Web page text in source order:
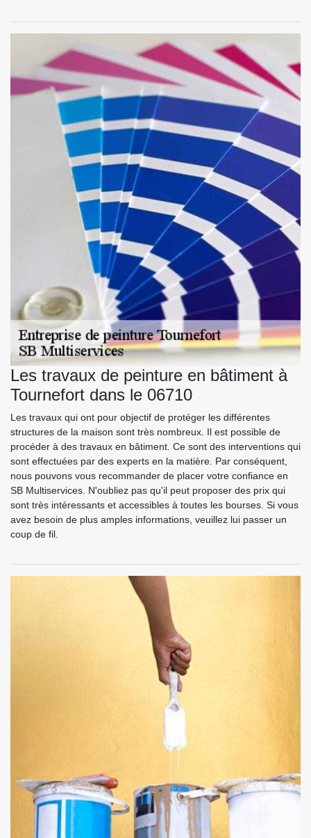
Les travaux de peinture en bâtiment à
Tournefort dans le 06710
Les travaux qui ont pour objectif de protéger les différentes
structures de la maison sont très nombreux. Il est possible de
procéder à des travaux en bâtiment. Ce sont des interventions qui
sont effectuées par des experts en la matière. Par conséquent,
nous pouvons vous recommander de placer votre confiance en
SB Multiservices. N'oubliez pas qu'il peut proposer des prix qui
sont très intéressants et accessibles à toutes les bourses. Si vous
avez besoin de plus amples informations, veuillez lui passer un
coup de fil.